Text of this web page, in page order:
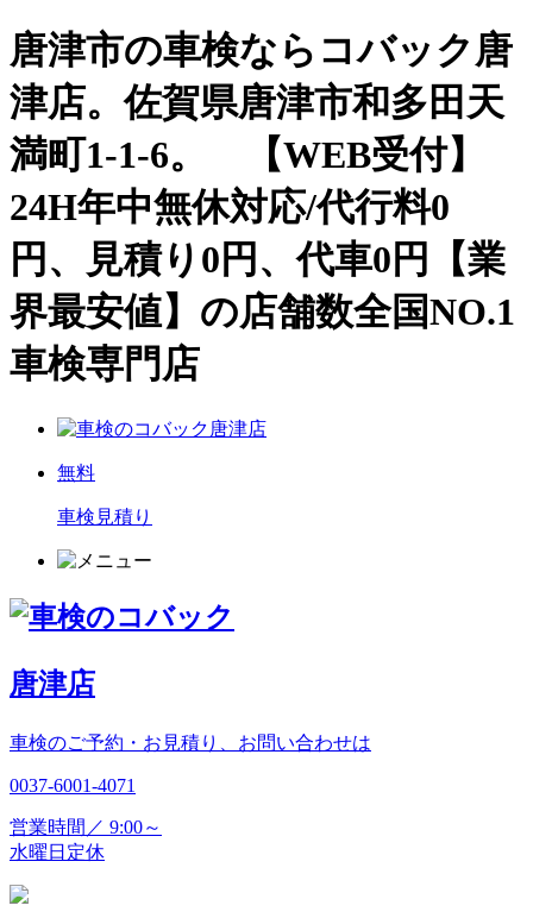
唐津市の車検ならコバック唐
津店。佐賀県唐津市和多田天
満町1-1-6。 【WEB受付】
24H年中無休対応/代行料0
円、見積り0円、代車0円【業
界最安値】の店舗数全国NO.1
車検専門店
唐津店
無料
車検見積り
唐津店
車検のご予約・お見積り、お問い合わせは
0037-6001-4071
営業時間／ 9:00～
水曜日定休